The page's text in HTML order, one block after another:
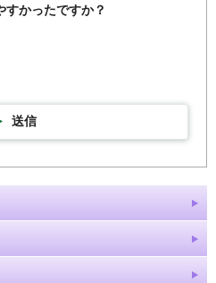
すかったですか？
送信